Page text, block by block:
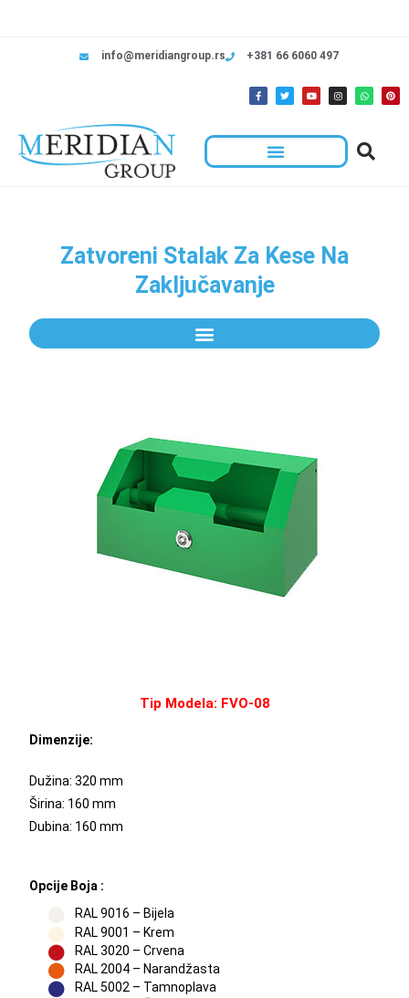
info@meridiangroup.rs +381 66 6060 497
Zatvoreni Stalak Za Kese Na
Zaključavanje
Tip Modela: FVO-08
Dimenzije:
Dužina: 320 mm
Širina: 160 mm
Dubina: 160 mm
Opcije Boja :
RAL 9016 – Bijela
RAL 9001 – Krem
RAL 3020 – Crvena
RAL 2004 – Narandžasta
RAL 5002 – Tamnoplava